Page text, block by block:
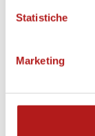
Statistiche
Marketing
MATCH